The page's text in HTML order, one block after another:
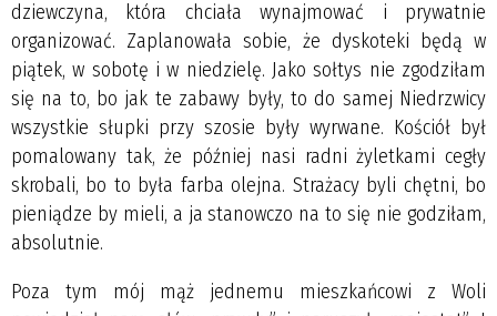
dziewczyna, która chciała wynajmować i prywatnie
organizować. Zaplanowała sobie, że dyskoteki będą w
piątek, w sobotę i w niedzielę. Jako sołtys nie zgodziłam
się na to, bo jak te zabawy były, to do samej Niedrzwicy
wszystkie słupki przy szosie były wyrwane. Kościół był
pomalowany tak, że później nasi radni żyletkami cegły
skrobali, bo to była farba olejna. Strażacy byli chętni, bo
pieniądze by mieli, a ja stanowczo na to się nie godziłam,
absolutnie.
Poza tym mój mąż jednemu mieszkańcowi z Woli